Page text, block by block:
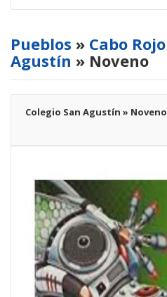
Pueblos » Cabo Rojo
Agustín » Noveno
Colegio San Agustín » Noveno